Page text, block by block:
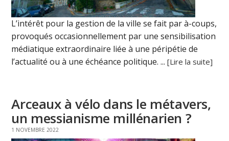
L’intérêt pour la gestion de la ville se fait par à-coups,
provoqués occasionnellement par une sensibilisation
médiatique extraordinaire liée à une péripétie de
l’actualité ou à une échéance politique. ...[Lire la suite]
Arceaux à vélo dans le métavers,
un messianisme millénarien ?
1 NOVEMBRE 2022